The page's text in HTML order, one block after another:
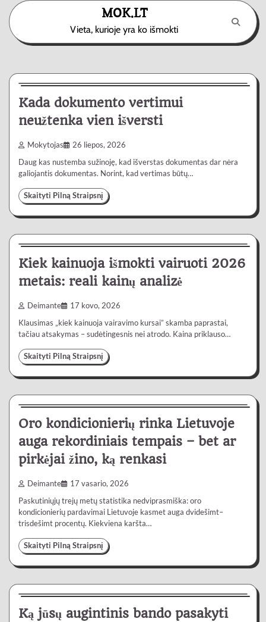
Skip
content
MOK.LT
Vieta, kurioje yra ko išmokti
3 min 0
Paslaugos
Kada dokumento vertimui
neužtenka vien išversti
Mokytojas 26 liepos, 2026
Daug kas nustemba sužinoję, kad išverstas dokumentas dar nėra
galiojantis dokumentas. Norint, kad vertimas būtų…
Skaityti Pilną Straipsnį
4 min
Kiek kainuoja išmokti vairuoti 2026
metais: reali kainų analizė
Deimante 17 kovo, 2026
Klausimas „kiek kainuoja vairavimo kursai” skamba paprastai,
tačiau atsakymas – sudėtingesnis nei atrodo. Kaina priklauso…
Skaityti Pilną Straipsnį
4 min
Oro kondicionierių rinka Lietuvoje
auga rekordiniais tempais – bet ar
pirkėjai žino, ką renkasi
Deimante 17 vasario, 2026
Paskutiniųjų trejų metų statistika nedviprasmiška: oro
kondicionierių pardavimai Lietuvoje kasmet auga dvidešimt–
trisdešimt procentų. Kiekviena karšta…
Skaityti Pilną Straipsnį
4 min
Gyvenimas
Ką jūsų augintinis bando pasakyti